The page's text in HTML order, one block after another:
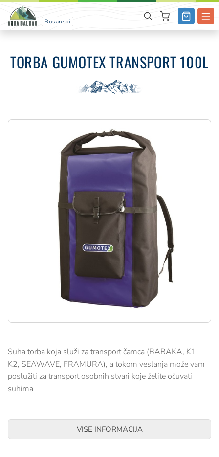
Bosanski
TORBA GUMOTEX TRANSPORT 100L
Suha torba koja služi za transport čamca (BARAKA, K1,
K2, SEAWAVE, FRAMURA), a tokom veslanja može vam
poslužiti za transport osobnih stvari koje želite očuvati
suhima
VISE INFORMACIJA